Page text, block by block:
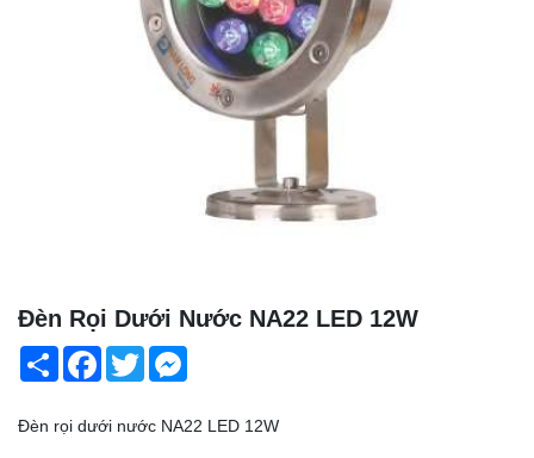
Đèn Rọi Dưới Nước NA22 LED 12W
Share Facebook
Twitter
Đèn rọi dưới nước NA22 LED 12W